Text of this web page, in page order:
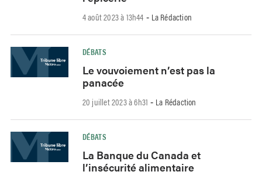
4 août 2023 à 13h44 - La Rédaction
DÉBATS
Le vouvoiement n’est pas la
panacée
20 juillet 2023 à 6h31 - La Rédaction
DÉBATS
La Banque du Canada et
l’insécurité alimentaire